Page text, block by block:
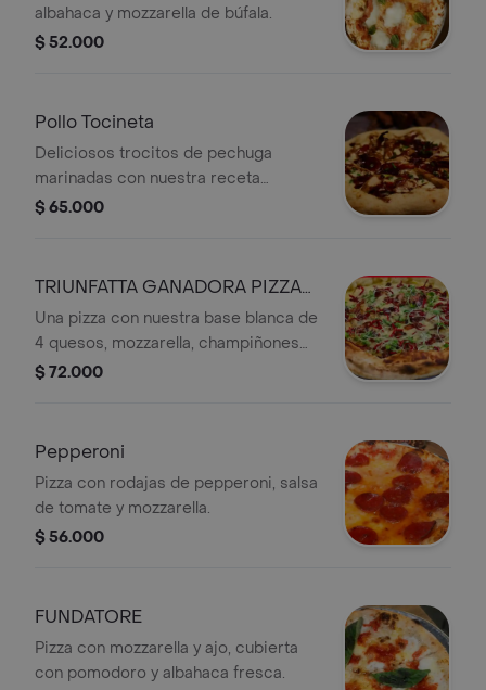
albahaca y mozzarella de búfala.
$ 52.000
Pollo Tocineta
Deliciosos trocitos de pechuga
marinadas con nuestra receta
secreta y luego asadas en plancha
de bechamel y mozzarella, finalmente
balsámico que provocará una
explosión de sabor en tu boca.
$ 65.000
TRIUNFATTA GANADORA PIZZA
MASTER
Una pizza con nuestra base blanca de
4 quesos, mozzarella, champiñones
picados, tartufata de trufa negra,
$ 72.000
Pepperoni
Pizza con rodajas de pepperoni, salsa
de tomate y mozzarella.
$ 56.000
FUNDATORE
Pizza con mozzarella y ajo, cubierta
con pomodoro y albahaca fresca.